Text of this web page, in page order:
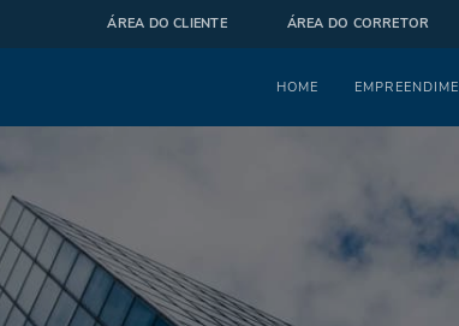
ÁREA DO CLIENTE ÁREA DO CORRETOR
Menu
HOME